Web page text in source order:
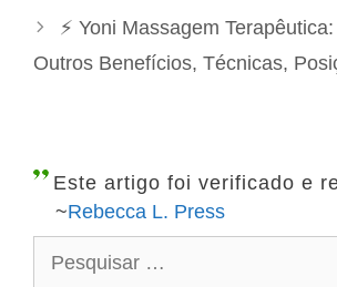
g
o
s
g
⚡ Yoni Massagem
Outros Benefícios, Técnicas,
Este artigo foi verificado e
~Rebecca L. Press